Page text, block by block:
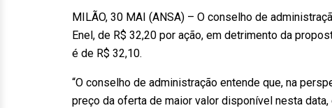
MILÃO, 30 MAI (ANSA) – O conselho de
Enel, de R$ 32,20 por ação, em detrimento da
é de R$ 32,10.
“O conselho de administração entende que, na
preço da oferta de maior valor disponível nesta